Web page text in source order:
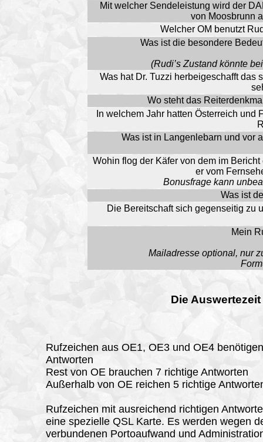
Mit welcher Sendeleistung wird der
von Moosbrunn
Welcher OM benutzt
Was ist die besondere
(Rudi’s Zustand könnte
Was hat Dr. Tuzzi herbeigeschafft das
Wo steht das
In welchem Jahr hatten Österreich und
Was ist in Langenlebarn und vor
Wohin flog der Käfer von dem im
er vom
Bonusfrage kann
Was ist
Die Bereitschaft sich gegenseitig zu
Mein
Mailadresse optional, nur
Die
Rufzeichen aus OE1, OE3 und OE4
Antworten
Rest von OE brauchen 7 richtige Antworten
Außerhalb von OE reichen 5 richtige
Rufzeichen mit ausreichend richtigen
eine spezielle QSL Karte. Es werden wegen
verbundenen Portoaufwand und